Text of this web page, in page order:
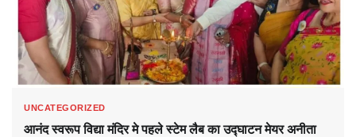
UNCATEGORIZED
आनंद स्वरूप विद्या मंदिर मे पहले स्टेम लैब का उद्घाटन मेयर अनीता